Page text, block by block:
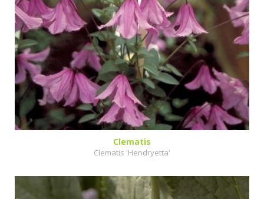
Clematis
Clematis 'Hendryetta'